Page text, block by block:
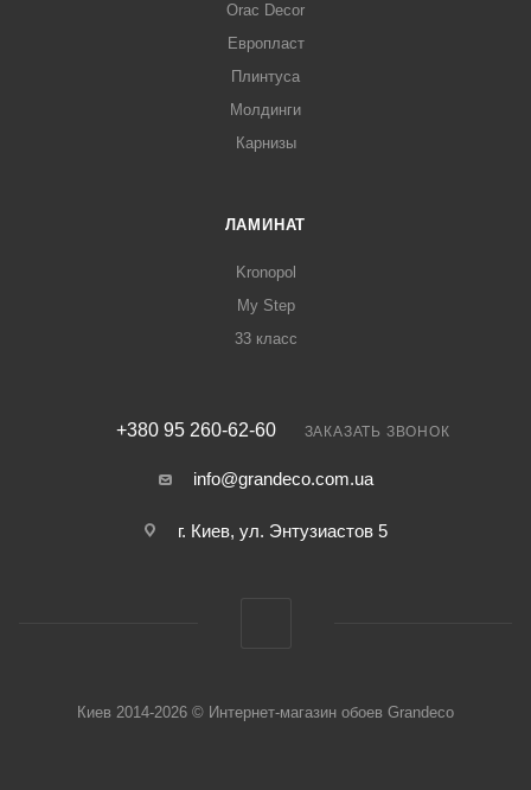
Orac Decor
Европласт
Плинтуса
Молдинги
Карнизы
ЛАМИНАТ
Kronopol
My Step
33 класс
+380 95 260-62-60 ЗАКАЗАТЬ ЗВОНОК
info@grandeco.com.ua
г. Киев, ул. Энтузиастов 5
Киев 2014-2026 © Интернет-магазин обоев Grandeco